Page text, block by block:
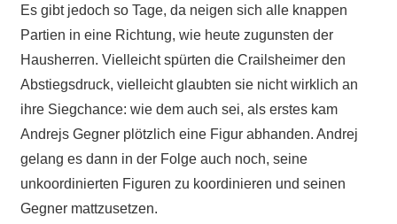
Es gibt jedoch so Tage, da neigen sich alle knappen
Partien in eine Richtung, wie heute zugunsten der
Hausherren. Vielleicht spürten die Crailsheimer den
Abstiegsdruck, vielleicht glaubten sie nicht wirklich an
ihre Siegchance: wie dem auch sei, als erstes kam
Andrejs Gegner plötzlich eine Figur abhanden. Andrej
gelang es dann in der Folge auch noch, seine
unkoordinierten Figuren zu koordinieren und seinen
Gegner mattzusetzen.